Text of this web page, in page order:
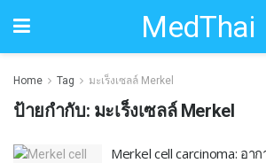
MedThai
Home Tag มะเร็งเซลล์ Merkel
ป้ายกำกับ: มะเร็งเซลล์ Merkel
Merkel cell carcinoma: อา